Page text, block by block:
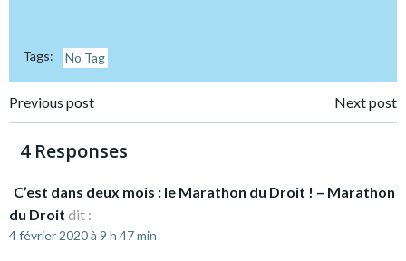
Tags: No Tag
Post
navigation
Previous post Next post
4 Responses
C’est dans deux mois : le Marathon du Droit ! – Marathon
du Droit dit :
4 février 2020 à 9 h 47 min